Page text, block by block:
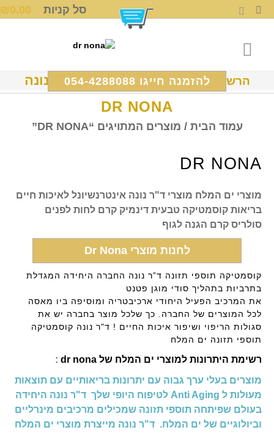
סל קניות ₪0.00
הרשמה ל Dr Nona International ד"ר נונה להזמנה חייגו 054-4288088
DR NONA
עמוד הבית / מוצרים המתויגים “DR NONA”
DR NONA
מוצרי ים המלח מוצרי ד"ר נונה אינטרנשיונל לאיכות חיים
בריאות קוסמטיקה טבעית דינמיק קרם לחות לפנים
סולריס קרם הגנה לגוף
לחנות מוצרי Dr Nona
קוסמטיקה תוספי תזונה ד”ר נונה החברה היחידה המגדלת
בתרביות בתהליך סודי מוגן פטנט
את המרכיב הפעיל היחודי ארכיבטריה ומוסיפה ביו מאסה
לכל המוצרים של החברה. כך שלכל מוצר בחברה יש את
סגולות הריפוי ושיפור איכות החיים ! ד"ר נונה קוסמטיקה
תוספי תזונה ים המלח
רשימת היתרונות למוצרי ים המלח של dr nona
:
מוצרים בעלי ערך גבוה עם יתרונות בריאותיים עם תוצאות
מעולות ל Anti Aging לטיפוח היופי שלך ד"ר נונה היחידה
בעולם שפיתחה תוספי תזונה שמכילים מרכיבים מינרליים
וביולוגיים של ים המלח. ד"ר נונה מייצרת מוצרי ים המלח